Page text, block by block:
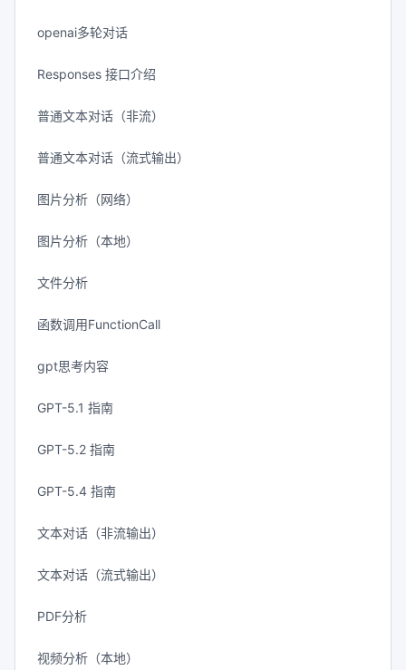
openai多轮对话
Responses 接口介绍
普通文本对话（非流）
普通文本对话（流式输出）
图片分析（网络）
图片分析（本地）
文件分析
函数调用FunctionCall
gpt思考内容
GPT-5.1 指南
GPT-5.2 指南
GPT-5.4 指南
文本对话（非流输出）
文本对话（流式输出）
PDF分析
视频分析（本地）